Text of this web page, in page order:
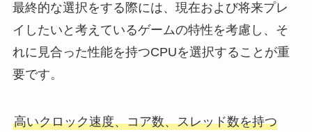
最終的な選択をする際には、現在および将来プレ
イしたいと考えているゲームの特性を考慮し、そ
れに見合った性能を持つCPUを選択することが重
要です。
高いクロック速度、コア数、スレッド数を持つ